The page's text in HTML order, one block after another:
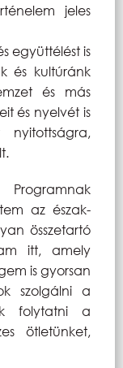
jeles
együttélést is
és kultúránk
és más
és nyelvét is
az észak-
összetartó
itt, amely
is gyorsan
szolgálni a
folytatni a
ötletünket,